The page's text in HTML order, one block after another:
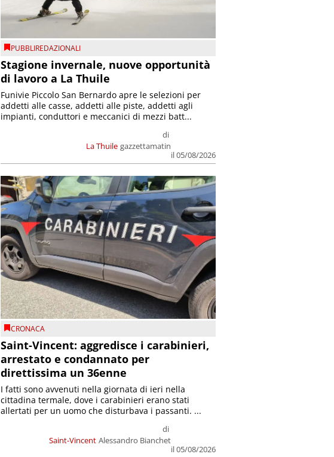
PUBBLIREDAZIONALI
Stagione invernale, nuove opportunità
di lavoro a La Thuile
La Thuile
di
gazzettamatin
il 05/08/2026
Funivie Piccolo San Bernardo apre le selezioni per
addetti alle casse, addetti alle piste, addetti agli
impianti, conduttori e meccanici di mezzi batt...
CRONACA
Saint-Vincent: aggredisce i carabinieri,
arrestato e condannato per
direttissima un 36enne
Saint-Vincent
di
Alessandro Bianchet
il 05/08/2026
I fatti sono avvenuti nella giornata di ieri nella
cittadina termale, dove i carabinieri erano stati
allertati per un uomo che disturbava i passanti. ...